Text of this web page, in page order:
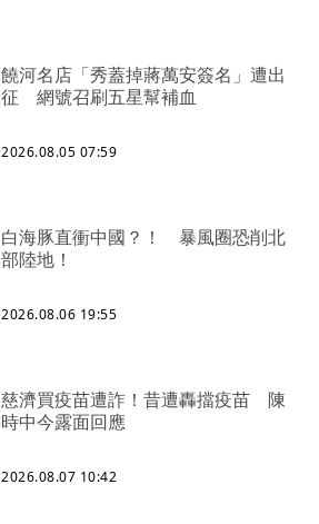
饒河名店「秀蓋掉蔣萬安簽名」遭出
征 網號召刷五星幫補血
2026.08.05 07:59
白海豚直衝中國？！ 暴風圈恐削北
部陸地！
2026.08.06 19:55
慈濟買疫苗遭詐！昔遭轟擋疫苗 陳
時中今露面回應
2026.08.07 10:42